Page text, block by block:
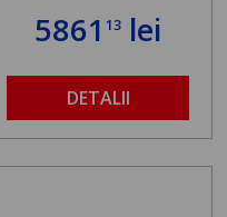
586113 lei
DETALII